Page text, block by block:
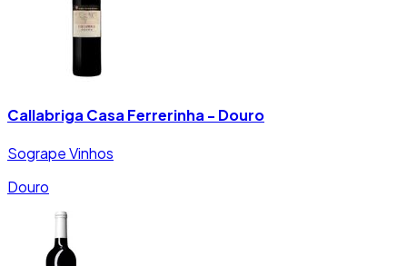
Callabriga Casa Ferrerinha - Douro
Sogrape Vinhos
Douro